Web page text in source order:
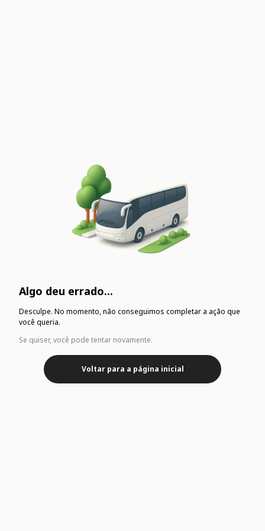
Algo deu errado...
Desculpe. No momento, não conseguimos completar a ação que
você queria.
Se quiser, você pode tentar novamente.
Voltar para a página inicial